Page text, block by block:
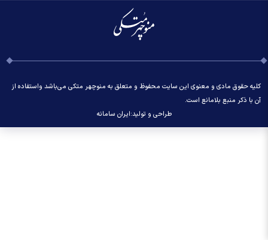
کلیه حقوق مادی و معنوی این سایت محفوظ و متعلق به منوچهر متکی می‌باشد واستفاده از
آن با ذکر منبع بلامانع است.
طراحی و تولید:ایران سامانه